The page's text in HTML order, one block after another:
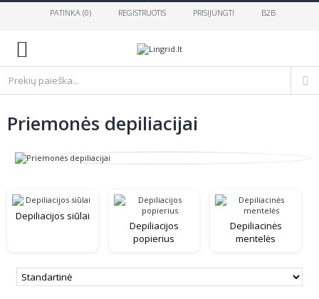
PATINKA (0) REGISTRUOTIS PRISIJUNGTI B2B
Priemonės depiliacijai
Depiliacijos siūlai
Depiliacijos
popierius
Depiliacinės
mentelės